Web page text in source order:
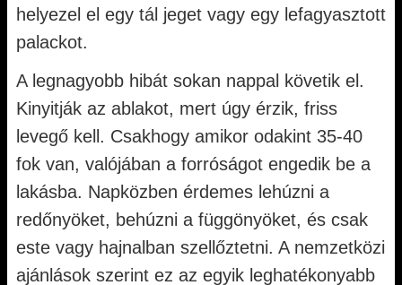
helyezel el egy tál jeget vagy egy lefagyasztott
palackot.
A legnagyobb hibát sokan nappal követik el.
Kinyitják az ablakot, mert úgy érzik, friss
levegő kell. Csakhogy amikor odakint 35-40
fok van, valójában a forróságot engedik be a
lakásba. Napközben érdemes lehúzni a
redőnyöket, behúzni a függönyöket, és csak
este vagy hajnalban szellőztetni. A nemzetközi
ajánlások szerint ez az egyik leghatékonyabb